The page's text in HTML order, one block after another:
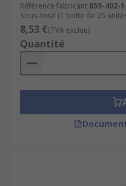
Référence fabricant 859-402-1
Sous-total (1 boîte de 25
8,53 €(TVA exclue)
Quantité